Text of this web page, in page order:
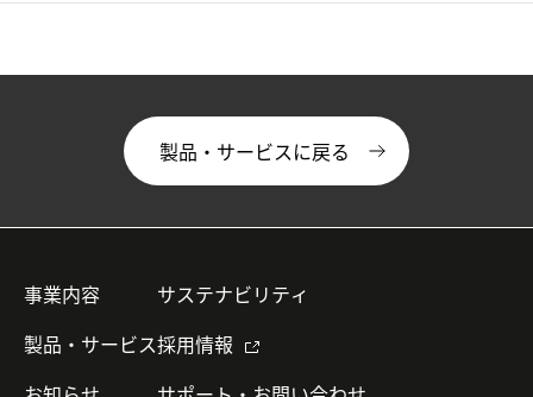
製品・サービスに戻る
事業内容
製品・サービス
サステナビリティ
採用情報